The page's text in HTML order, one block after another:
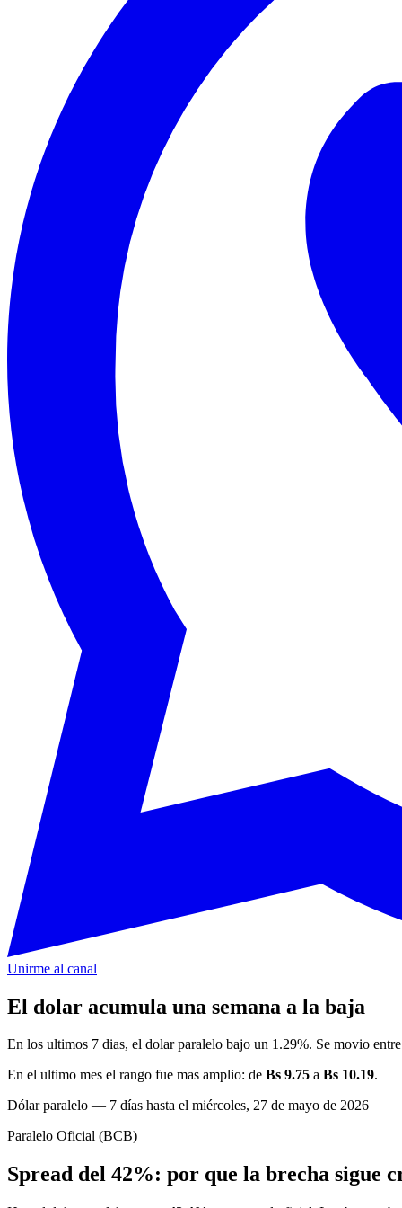
Unirme al canal
El dolar acumula una semana a la baja
En los ultimos 7 dias, el dolar paralelo bajo un 1.29%. Se movio
En el ultimo mes el rango fue mas amplio: de Bs 9.75 a Bs 10.19.
Dólar paralelo — 7 días hasta el miércoles, 27 de mayo de 2026
Paralelo Oficial (BCB)
Spread del 42%: por que la brecha sigue